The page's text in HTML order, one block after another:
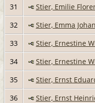
31
Stier, Emilie
32
Stier, Emma
33
Stier, Ernestine
34
Stier, Ernestine
35
Stier, Ernst
36
Stier, Ernst